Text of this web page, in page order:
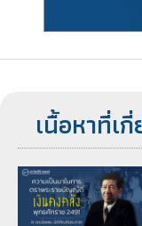
เนื้อหาที่เ